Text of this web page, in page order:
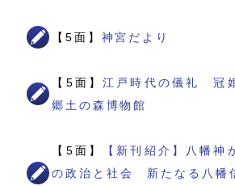
【5面】 神宮だより
【5面】江戸時代の儀礼 冠
郷土の森博物館
【5面】
【新刊紹介】八幡神
の政治と社会 新たなる八幡